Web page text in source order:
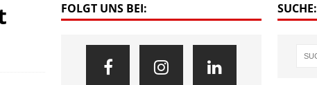
FOLGT UNS BEI: SUCHE: